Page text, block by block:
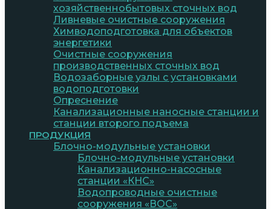
хозяйственнобытовых сточных вод
Ливневые очистные сооружения
Химводоподготовка для объектов
энергетики
Очистные сооружения
производственных сточных вод
Водозаборные узлы с установками
водоподготовки
Опреснение
Канализационные наносные станции и
станции второго подъема
ПРОДУКЦИЯ
Блочно-модульные установки
Блочно-модульные установки
Канализационно-насосные
станции «КНС»
Водопроводные очистные
сооружения «ВОС»